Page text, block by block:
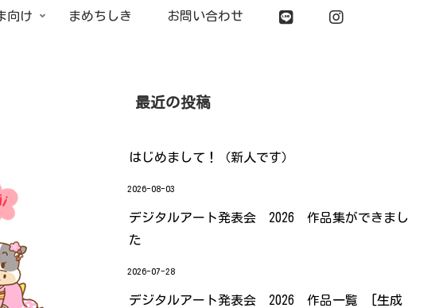
向け まめちしき お問い合わせ
最近の投稿
はじめまして！（新人です）
2026-08-03
デジタルアート発表会 2026 作品集ができまし
た
2026-07-28
デジタルアート発表会 2026 作品一覧 [生成